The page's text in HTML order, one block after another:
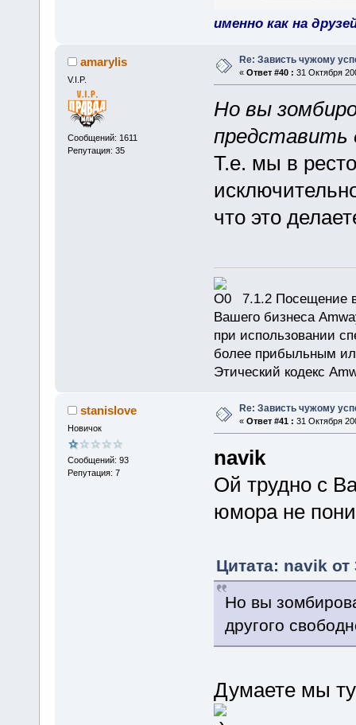
именно как на
amarylis
V.I.P.
Сообщений: 1611
Репутация: 35
Re: Зависть чужому
« Ответ #40 : 31 Октября
Но вы
представить
Т.е. мы в
что это
7.1.2 Посещение
Вашего бизнеса
при использовании
более прибыльным
Этический кодекс
stanislove
Новичок
Сообщений: 93
Репутация: 7
Re: Зависть чужому
« Ответ #41 : 31 Октября
navik
Ой трудно с
юмора не
Цитата: navik от
Но вы
другого
Думаете мы